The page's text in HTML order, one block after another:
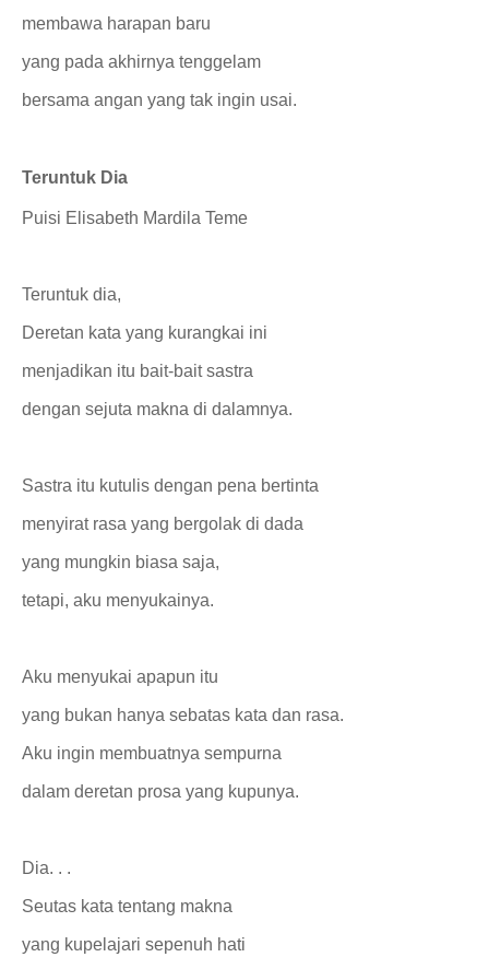
membawa harapan baru
yang pada akhirnya tenggelam
bersama angan yang tak ingin usai.
Teruntuk Dia
Puisi Elisabeth Mardila Teme
Teruntuk dia,
Deretan kata yang kurangkai ini
menjadikan itu bait-bait sastra
dengan sejuta makna di dalamnya.
Sastra itu kutulis dengan pena bertinta
menyirat rasa yang bergolak di dada
yang mungkin biasa saja,
tetapi, aku menyukainya.
Aku menyukai apapun itu
yang bukan hanya sebatas kata dan rasa.
Aku ingin membuatnya sempurna
dalam deretan prosa yang kupunya.
Dia. . .
Seutas kata tentang makna
yang kupelajari sepenuh hati